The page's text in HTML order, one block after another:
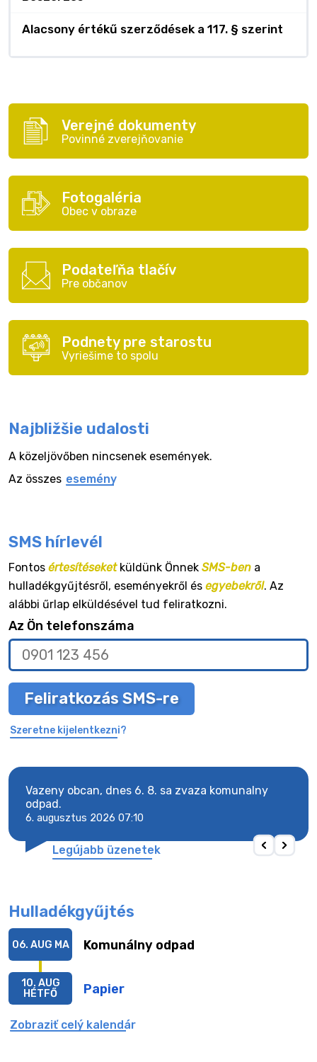
Alacsony értékű szerződések a 117. § szerint
Verejné dokumenty
Povinné zverejňovanie
Fotogaléria
Obec v obraze
Podateľňa tlačív
Pre občanov
Podnety pre starostu
Vyriešime to spolu
Najbližšie udalosti
A közeljövőben nincsenek események.
Az összes esemény
SMS hírlevél
Fontos értesítéseketküldünk Önnek SMS-ben a
hulladékgyűjtésről, eseményekről és egyebekről. Az
alábbi űrlap elküldésével tud feliratkozni.
Az Ön telefonszáma
Feliratkozás SMS-re
Szeretne kijelentkezni?
Vazeny obcan, dnes 6. 8. sa zvaza komunalny
odpad.
6. augusztus 2026 07:10
Legújabb üzenetek
Hulladékgyűjtés
Komunálny odpad
06. AUG MA
Papier
10. AUG
HÉTFŐ
Zobraziť celý kalendár